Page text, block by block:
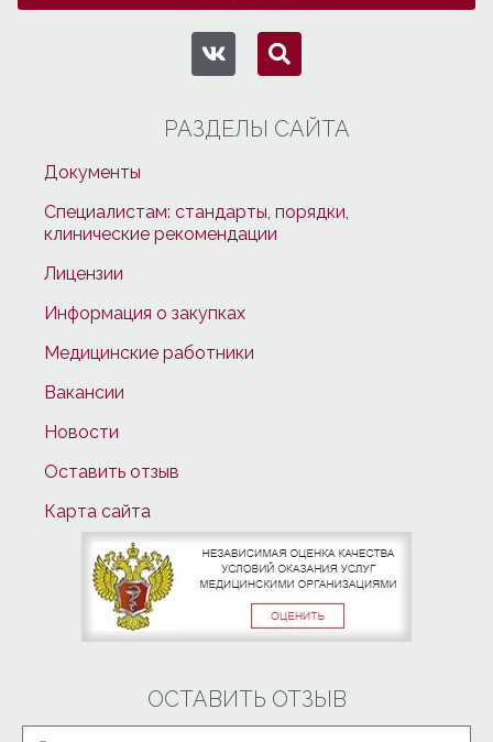
РАЗДЕЛЫ САЙТА
Документы
Специалистам: стандарты, порядки,
клинические рекомендации
Лицензии
Информация о закупках
Медицинские работники
Вакансии
Новости
Оставить отзыв
Карта сайта
ОСТАВИТЬ ОТЗЫВ